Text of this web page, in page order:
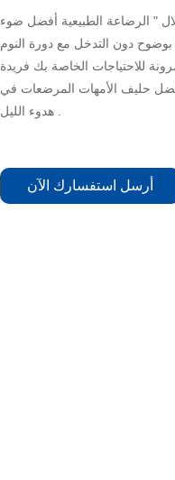
" الرضاعة الطبيعية أفضل ضوء
بوضوح دون التدخل مع دورة النوم
للاحتياجات الخاصة بك فريدة
حليف الأمهات المرضعات في
هدوء الليل .
أرسل استفسارك الآن